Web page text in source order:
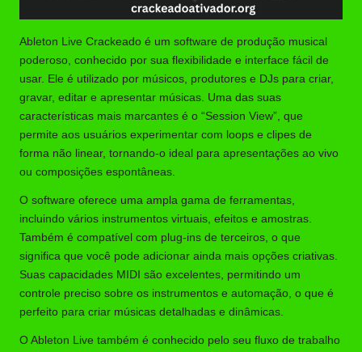
Ableton Live Crackeado é um software de produção musical
poderoso, conhecido por sua flexibilidade e interface fácil de
usar. Ele é utilizado por músicos, produtores e DJs para criar,
gravar, editar e apresentar músicas. Uma das suas
características mais marcantes é o “Session View”, que
permite aos usuários experimentar com loops e clipes de
forma não linear, tornando-o ideal para apresentações ao vivo
ou composições espontâneas.
O software oferece uma ampla gama de ferramentas,
incluindo vários instrumentos virtuais, efeitos e amostras.
Também é compatível com plug-ins de terceiros, o que
significa que você pode adicionar ainda mais opções criativas.
Suas capacidades MIDI são excelentes, permitindo um
controle preciso sobre os instrumentos e automação, o que é
perfeito para criar músicas detalhadas e dinâmicas.
O Ableton Live também é conhecido pelo seu fluxo de trabalho